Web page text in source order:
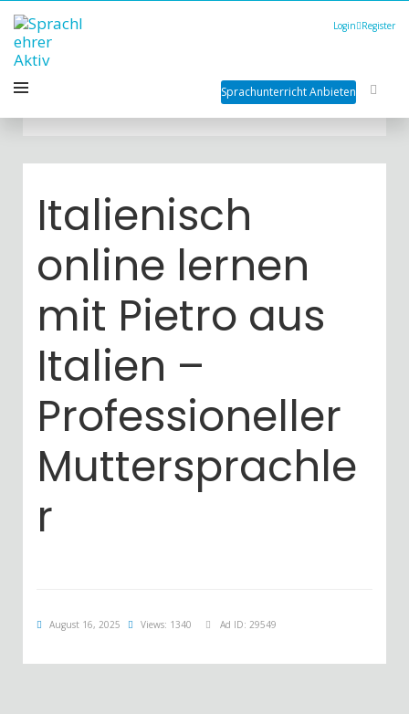
Login Register
Sprachunterricht Anbieten
Italienisch
online lernen
mit Pietro aus
Italien –
Professioneller
Muttersprachle
r
August 16, 2025 Views: 1340 Ad ID: 29549